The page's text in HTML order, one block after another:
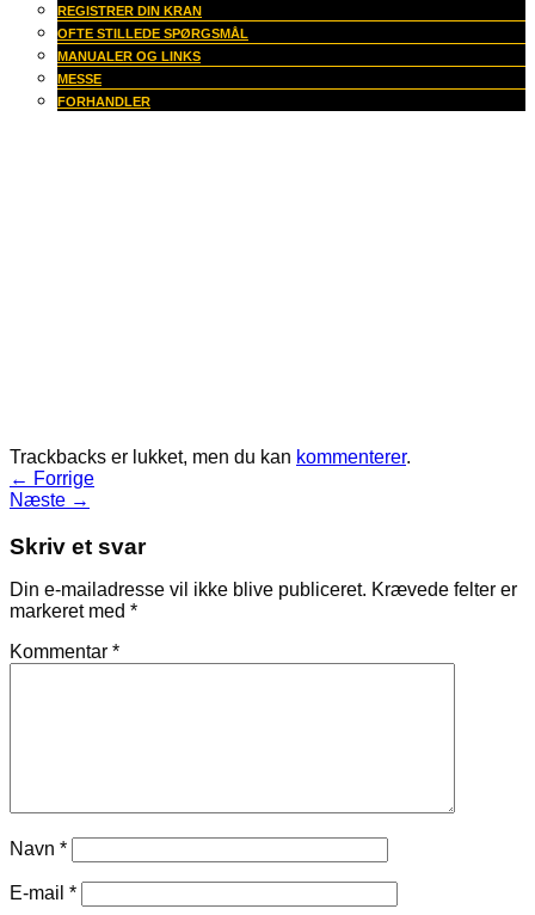
REGISTRER DIN KRAN
OFTE STILLEDE SPØRGSMÅL
MANUALER OG LINKS
MESSE
FORHANDLER
Trackbacks er lukket, men du kan kommenterer.
← Forrige
Næste →
Skriv et svar
Din e-mailadresse vil ikke blive publiceret. Krævede felter er
markeret med *
Kommentar *
Navn *
E-mail *